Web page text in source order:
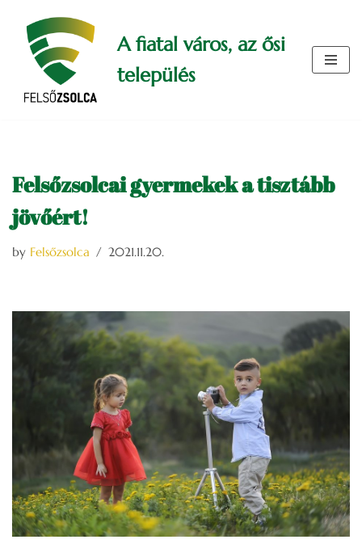
Skip
content
A fiatal város, az ősi
település
Felsőzsolcai gyermekek a tisztább
jövőért!
by Felsőzsolca 2021.11.20.